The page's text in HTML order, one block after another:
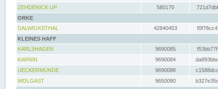
ZEHDENICK UP
580170
ORKE
DALWIGKSTHAL
42840453
KLEINES HAFF
KARLSHAGEN
9690085
KARNIN
9690084
UECKERMÜNDE
9690088
WOLGAST
9650080